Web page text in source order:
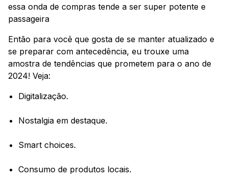
essa onda de compras tende a ser super potente e
passageira
Então para você que gosta de se manter atualizado e
se preparar com antecedência, eu trouxe uma
amostra de tendências que prometem para o ano de
2024! Veja:
Digitalização.
Nostalgia em destaque.
Smart choices.
Consumo de produtos locais.